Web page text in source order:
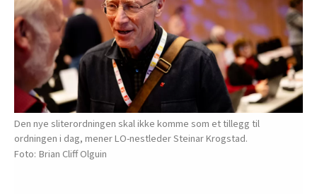
Den nye sliterordningen skal ikke komme som et tillegg til
ordningen i dag, mener LO-nestleder Steinar Krogstad.
Brian Cliff Olguin